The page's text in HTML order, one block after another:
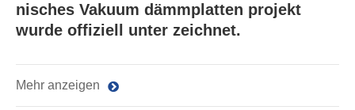
nisches Vakuum dämmplatten projekt
wurde offiziell unter zeichnet.
Mehr anzeigen